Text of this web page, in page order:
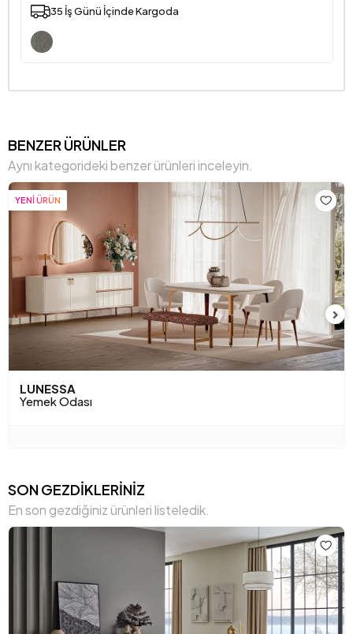
35 İş Günü İçinde Kargoda
BENZER ÜRÜNLER
Aynı kategorideki benzer ürünleri inceleyin.
YENİ ÜRÜN
LUNESSA
Yemek Odası
SON GEZDİKLERİNİZ
En son gezdiğiniz ürünleri listeledik.